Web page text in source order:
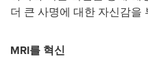
더 큰 사명에 대한 자신감을
MRI를 혁신